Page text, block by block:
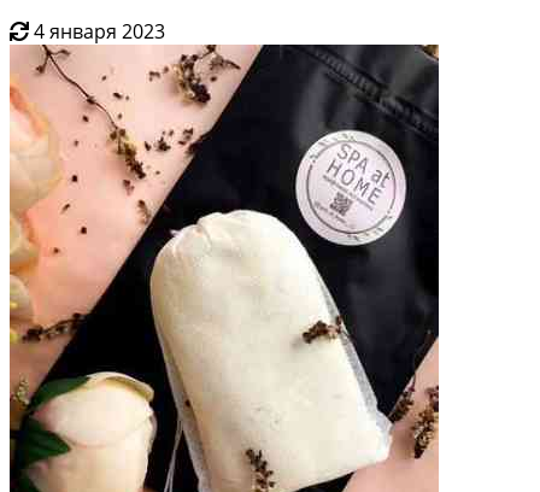
4 января 2023